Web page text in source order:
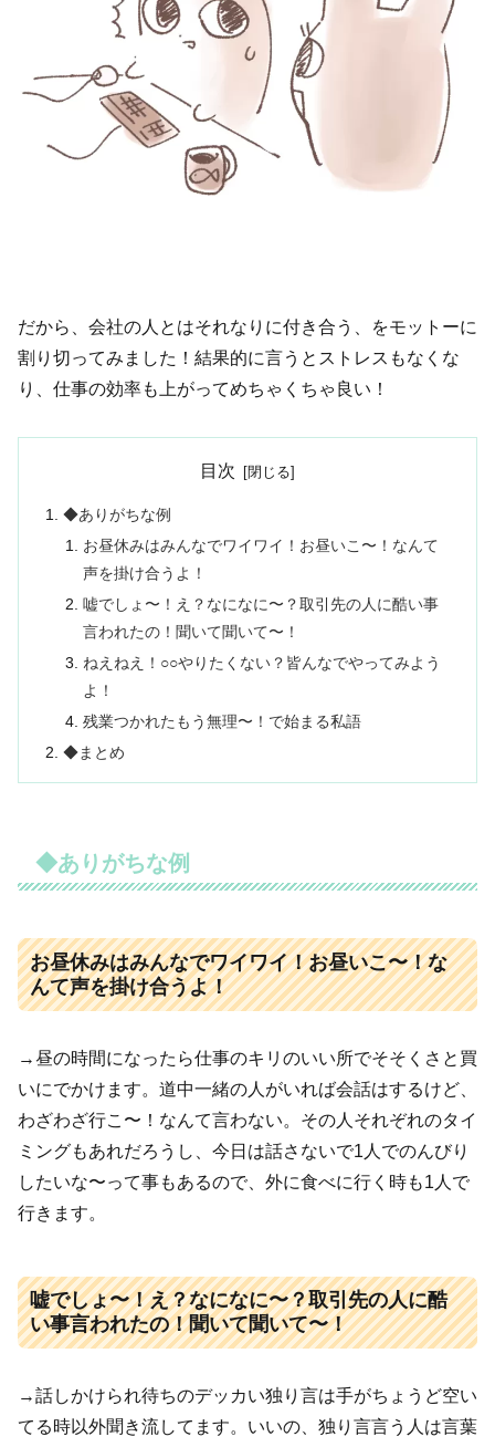
だから、会社の人とはそれなりに付き合う、をモットーに
割り切ってみました！結果的に言うとストレスもなくな
り、仕事の効率も上がってめちゃくちゃ良い！
目次
◆ありがちな例
お昼休みはみんなでワイワイ！お昼いこ〜！なんて
声を掛け合うよ！
嘘でしょ〜！え？なになに〜？取引先の人に酷い事
言われたの！聞いて聞いて〜！
ねえねえ！○○やりたくない？皆んなでやってみよう
よ！
残業つかれたもう無理〜！で始まる私語
◆まとめ
◆ありがちな例
お昼休みはみんなでワイワイ！お昼いこ〜！な
んて声を掛け合うよ！
→昼の時間になったら仕事のキリのいい所でそそくさと買
いにでかけます。道中一緒の人がいれば会話はするけど、
わざわざ行こ〜！なんて言わない。その人それぞれのタイ
ミングもあれだろうし、今日は話さないで1人でのんびり
したいな〜って事もあるので、外に食べに行く時も1人で
行きます。
嘘でしょ〜！え？なになに〜？取引先の人に酷
い事言われたの！聞いて聞いて〜！
→話しかけられ待ちのデッカい独り言は手がちょうど空い
てる時以外聞き流してます。いいの、独り言言う人は言葉